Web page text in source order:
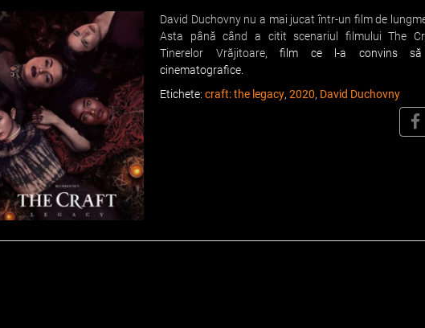
David Duchovny nu a mai jucat într-un film de
Asta până când a citit scenariul filmuluiThe
Tinerelor Vrăjitoare, film ce l-a convins să
cinematografice.
Etichete: craft: the legacy, 2020, David Duchovny